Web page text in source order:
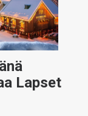
Lapset